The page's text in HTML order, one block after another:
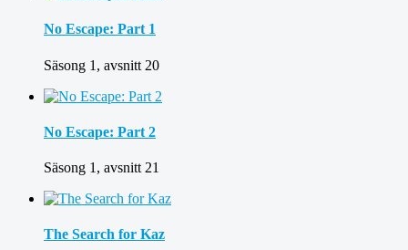
No Escape: Part 1
Säsong 1, avsnitt 20
No Escape: Part 2
Säsong 1, avsnitt 21
The Search for Kaz